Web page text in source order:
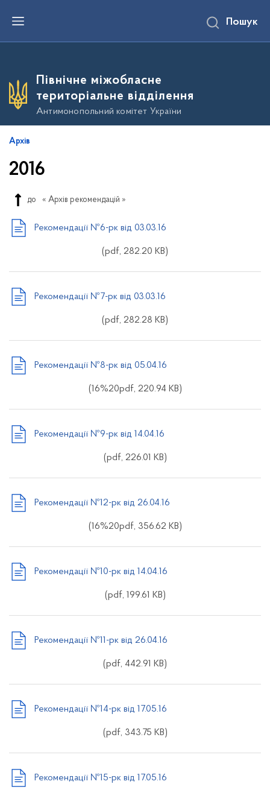
е
о
о
в
г
о
Пошук
Північне міжобласне
територіальне відділення
Антимонопольний комітет України
Архів
2016
до « Архів рекомендацій »
Рекомендації №6-рк від 03.03.16
(pdf, 282.20 KB)
Рекомендації №7-рк від 03.03.16
(pdf, 282.28 KB)
Рекомендації №8-рк від 05.04.16
(16%20pdf, 220.94 KB)
Рекомендації №9-рк від 14.04.16
(pdf, 226.01 KB)
Рекомендації №12-рк від 26.04.16
(16%20pdf, 356.62 KB)
Рекомендації №10-рк від 14.04.16
(pdf, 199.61 KB)
Рекомендації №11-рк від 26.04.16
(pdf, 442.91 KB)
Рекомендації №14-рк від 17.05.16
(pdf, 343.75 KB)
Рекомендації №15-рк від 17.05.16